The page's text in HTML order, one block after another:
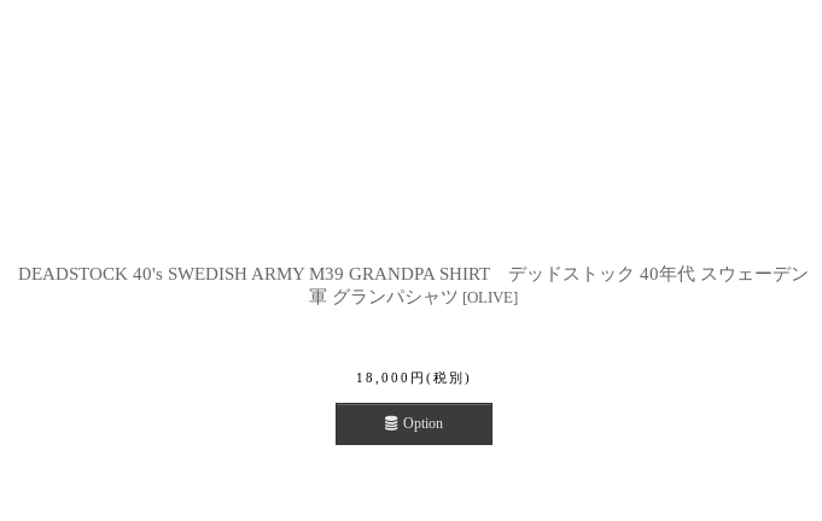
DEADSTOCK 40's SWEDISH ARMY M39 GRANDPA SHIRT デッドストック 40年代 スウェーデン
軍 グランパシャツ [OLIVE]
18,000 円 (税別)
Option